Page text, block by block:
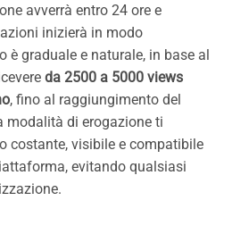
avverrà entro 24 ore e
inizierà in modo
è graduale e naturale, in base al
da 2500 a 5000 views
, fino al raggiungimento del
modalità di erogazione ti
costante, visibile e compatibile
evitando qualsiasi